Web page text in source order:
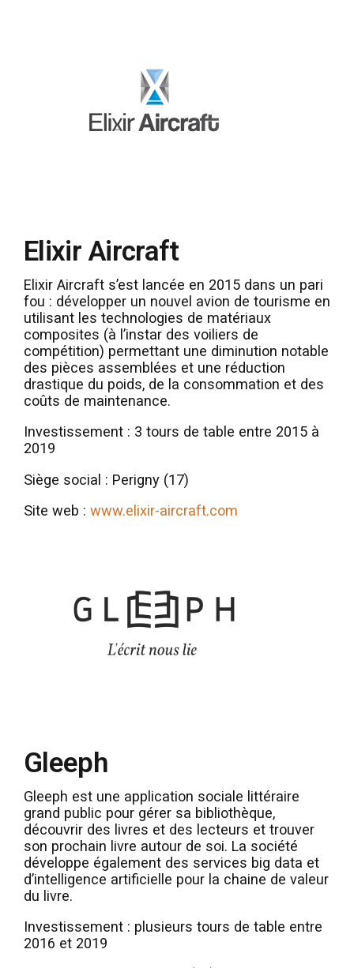
Elixir Aircraft
Elixir Aircraft s’est lancée en 2015 dans un pari
fou : développer un nouvel avion de tourisme en
utilisant les technologies de matériaux
composites (à l’instar des voiliers de
compétition) permettant une diminution notable
des pièces assemblées et une réduction
drastique du poids, de la consommation et des
coûts de maintenance.
Investissement : 3 tours de table entre 2015 à
2019
Siège social : Perigny (17)
Site web : www.elixir-aircraft.com
Gleeph
Gleeph est une application sociale littéraire
grand public pour gérer sa bibliothèque,
découvrir des livres et des lecteurs et trouver
son prochain livre autour de soi. La société
développe également des services big data et
d’intelligence artificielle pour la chaine de valeur
du livre.
Investissement : plusieurs tours de table entre
2016 et 2019